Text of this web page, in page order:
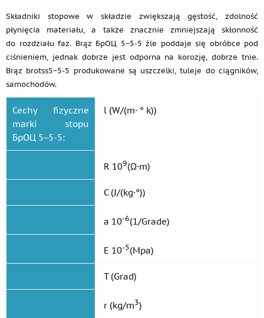
Składniki stopowe w składzie zwiększają gęstość, zdolność
płynięcia materiału, a także znacznie zmniejszają skłonność
do rozdziału faz. Brąz БрОЦ 5−5-5 źle poddaje się obróbce pod
ciśnieniem, jednak dobrze jest odporna na korozję, dobrze tnie.
Brąz brotss5−5-5 produkowane są uszczelki, tuleje do ciągników,
samochodów.
Cechy fizyczne
marki stopu
БрОЦ 5−5-5:
l (W/(m· ° k))
R 109(Ω·m)
C (J/(kg·°))
a 10-6(1/Grade)
E 10-5(Mpa)
T (Grad)
r (kg/m3)